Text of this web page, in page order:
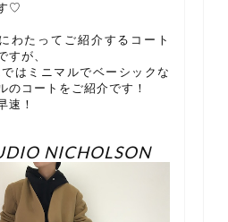
♡
わたってご紹介するコート
すが、
はミニマルでベーシックな
のコートをご紹介です！
速！
NICHOLSON